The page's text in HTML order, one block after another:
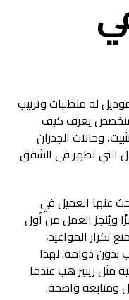
له متطلبات وترتيب
يعرف كيف
وحالات الجدران
التي تظهر في الشقق
عنها العميل في
ويُنجز العمل من أول
تكرار المواعيد،
بدون دوامة. لهذا
مثل ريبير هب عندما
ومتابعة واضحة.